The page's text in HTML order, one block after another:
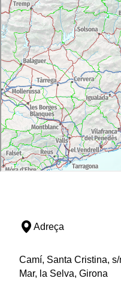
Adreça
Camí, Santa Cristina,
Mar, la Selva, Girona